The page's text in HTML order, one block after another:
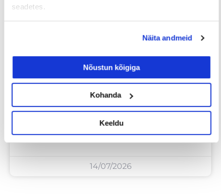
seadetes.
Näita andmeid
Nõustun kõigiga
Kohanda
Keeldu
Sinu palk pole enam
tabuteema!
14/07/2026